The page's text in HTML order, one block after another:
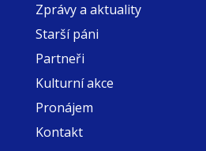
Zprávy a aktuality
Starší páni
Partneři
Kulturní akce
Pronájem
Kontakt